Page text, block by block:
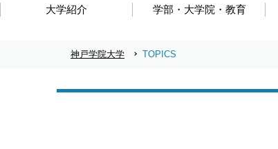
大学紹介 学部・大学院・教育
神戸学院大学 TOPICS